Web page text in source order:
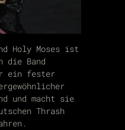
Holy Moses ist
die Band
ein fester
und macht sie
Thrash